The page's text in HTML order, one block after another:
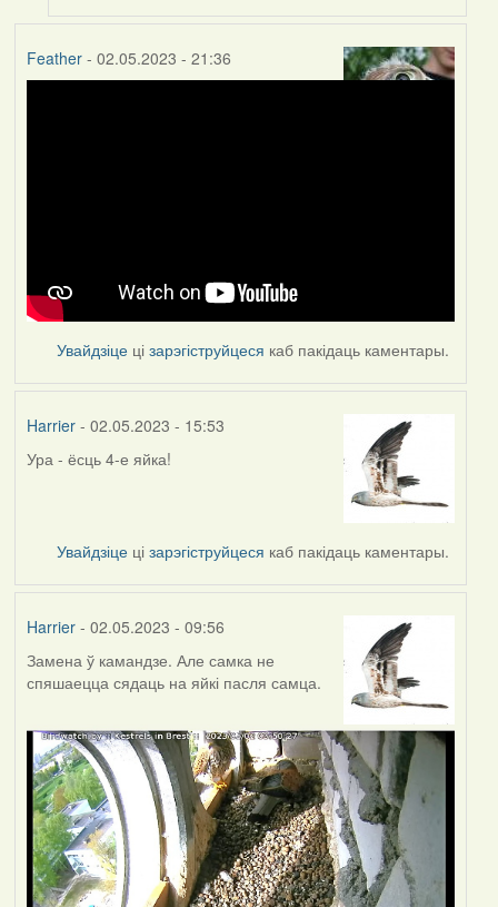
Feather- 02.05.2023 - 21:36
Увайдзіце цізарэгіструйцеся каб пакідаць каментары.
Harrier- 02.05.2023 - 15:53
Ура - ёсць 4-е яйка!
Увайдзіце цізарэгіструйцеся каб пакідаць каментары.
Harrier- 02.05.2023 - 09:56
Замена ў камандзе. Але самка не
спяшаецца сядаць на яйкі пасля самца.